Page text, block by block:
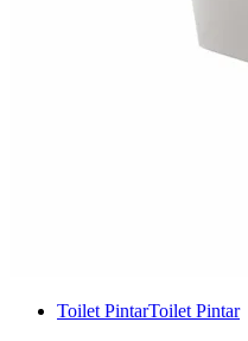
Toilet PintarToilet Pintar